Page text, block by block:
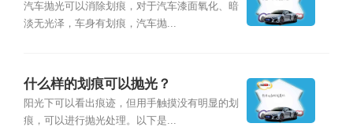
汽车抛光可以消除划痕，对于汽车漆面氧化、暗
淡无光泽，车身有划痕，汽车抛...
什么样的划痕可以抛光？
阳光下可以看出痕迹，但用手触摸没有明显的划
痕，可以进行抛光处理。以下是...